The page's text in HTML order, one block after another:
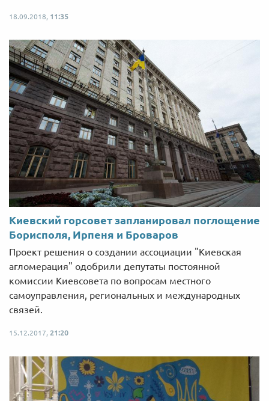
18.09.2018, 11:35
Киевский горсовет запланировал поглощение
Борисполя, Ирпеня и Броваров
Проект решения о создании ассоциации "Киевская
агломерация" одобрили депутаты постоянной
комиссии Киевсовета по вопросам местного
самоуправления, региональных и международных
связей.
15.12.2017, 21:20